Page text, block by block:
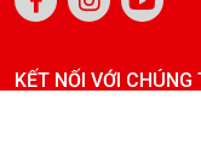
KẾT NỐI VỚI CHÚNG